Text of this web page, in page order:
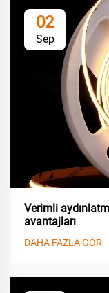
02
Sep
Verimli
avantajları
DAHA FAZLA GÖR